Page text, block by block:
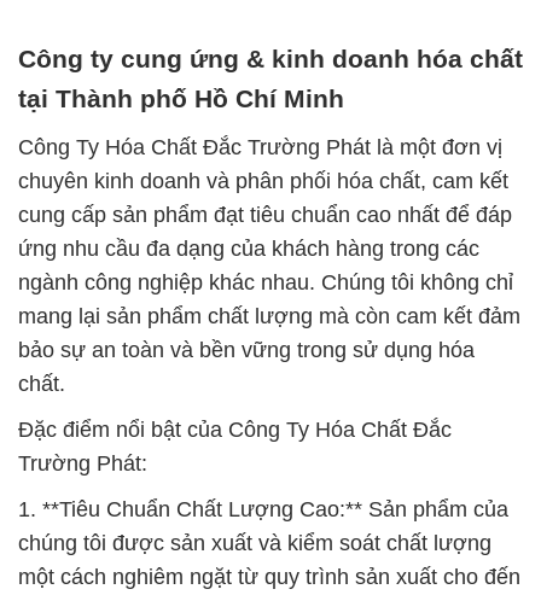
Công ty cung ứng & kinh doanh hóa chất
tại Thành phố Hồ Chí Minh
Công Ty Hóa Chất Đắc Trường Phát là một đơn vị
chuyên kinh doanh và phân phối hóa chất, cam kết
cung cấp sản phẩm đạt tiêu chuẩn cao nhất để đáp
ứng nhu cầu đa dạng của khách hàng trong các
ngành công nghiệp khác nhau. Chúng tôi không chỉ
mang lại sản phẩm chất lượng mà còn cam kết đảm
bảo sự an toàn và bền vững trong sử dụng hóa
chất.
Đặc điểm nổi bật của Công Ty Hóa Chất Đắc
Trường Phát:
1. **Tiêu Chuẩn Chất Lượng Cao:** Sản phẩm của
chúng tôi được sản xuất và kiểm soát chất lượng
một cách nghiêm ngặt từ quy trình sản xuất cho đến